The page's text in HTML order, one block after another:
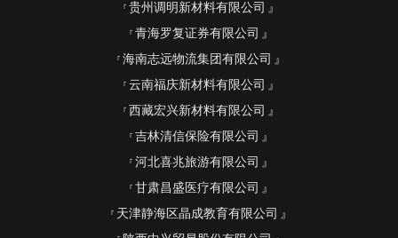
贵州调明新材料有限公司
青海罗复证券有限公司
海南志远物流集团有限公司
云南福庆新材料有限公司
西藏宏兴新材料有限公司
吉林清信保险有限公司
河北喜兆旅游有限公司
甘肃昌盛医疗有限公司
天津静海区晶成教育有限公司